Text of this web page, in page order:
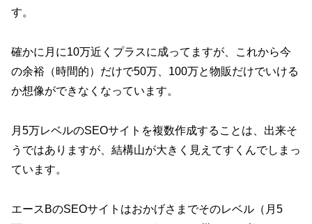
す。
確かに月に10万近くプラスに成ってますが、これから今
の余裕（時間的）だけで50万、100万と物販だけでいける
か想像ができなくなっています。
月5万レベルのSEOサイトを複数作成することは、出来そ
うではありますが、結構山が大きく見えてすくんでしまっ
ています。
エースBのSEOサイトはおかげさまでそのレベル（月5